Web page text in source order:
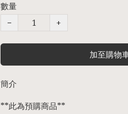
數量
−
+
加至購物
簡介
**此為預購商品**